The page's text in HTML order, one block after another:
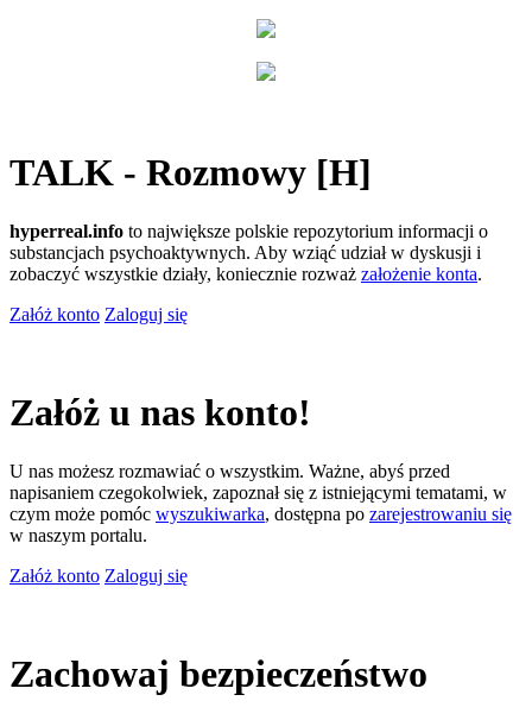
TALK - Rozmowy [H]
hyperreal.info to największe polskie repozytorium informacji o
substancjach psychoaktywnych. Aby wziąć udział w dyskusji i
zobaczyć wszystkie działy, koniecznie rozważ założenie konta.
Załóż konto Zaloguj się
Załóż u nas konto!
U nas możesz rozmawiać o wszystkim. Ważne, abyś przed
napisaniem czegokolwiek, zapoznał się z istniejącymi tematami, w
czym może pomóc wyszukiwarka, dostępna po zarejestrowaniu się
w naszym portalu.
Załóż konto Zaloguj się
Zachowaj bezpieczeństwo